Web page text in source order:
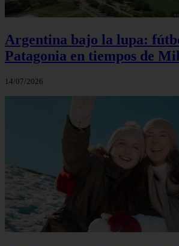
Argentina bajo la lupa:
Patagonia en tiempos de
14/07/2026